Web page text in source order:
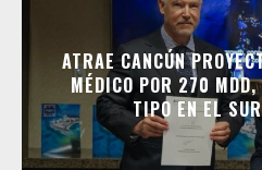
ATRAE CANCÚN
MÉDICO POR 270
TIPO EN EL